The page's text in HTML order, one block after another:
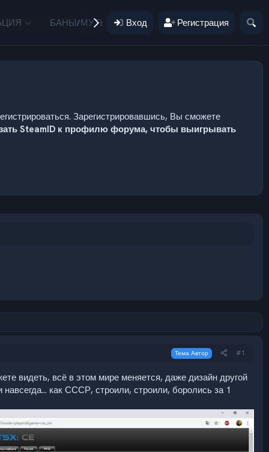
БАНЫ/МУТЫ ПОЖЕРТВОВАНИЯ
Вход Регистрация
Зарегистрировавшись, Вы сможете
SteamID к профилю форума, чтобы выигрывать
Тема Автор #1
видеть, всё в этом мире меняется, даже дизайн другой
как СССР, строили, строили, боролись за 1